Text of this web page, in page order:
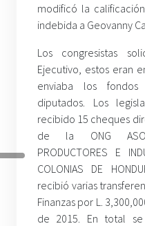
modificó la
indebida a Geovanny
Los congresistas
Ejecutivo, estos eran
enviaba los
diputados. Los
recibido 15 cheques
de la ONG
PRODUCTORES E
COLONIAS DE
recibió varias
Finanzas por L.
de 2015. En total se